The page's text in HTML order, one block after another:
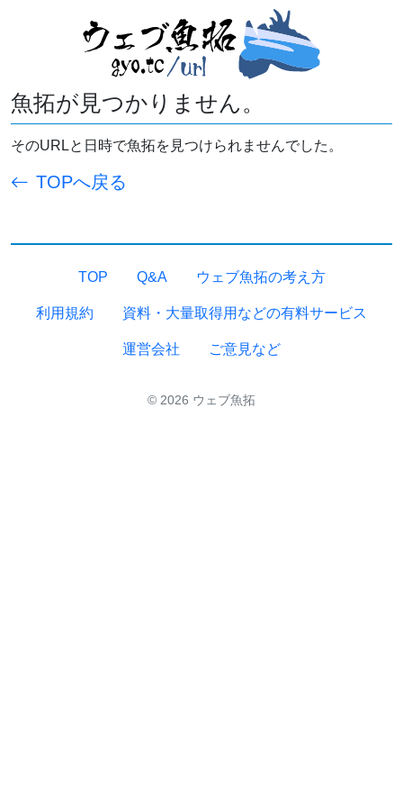
魚拓が見つかりません。
そのURLと日時で魚拓を見つけられませんでした。
TOPへ戻る
TOP Q&A ウェブ魚拓の考え方
利用規約 資料・大量取得用などの有料サービス
運営会社 ご意見など
© 2026 ウェブ魚拓